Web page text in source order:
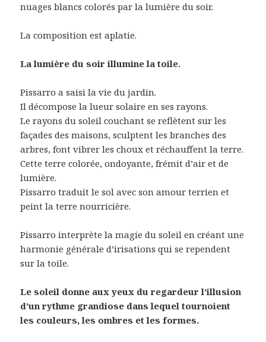
nuages blancs colorés par la lumière du soir.
La composition est aplatie.
La lumière du soir illumine la toile.
Pissarro a saisi la vie du jardin.
Il décompose la lueur solaire en ses rayons.
Le rayons du soleil couchant se reflètent sur les
façades des maisons, sculptent les branches des
arbres, font vibrer les choux et réchauffent la terre.
Cette terre colorée, ondoyante, frémit d’air et de
lumière.
Pissarro traduit le sol avec son amour terrien et
peint la terre nourricière.
Pissarro interprète la magie du soleil en créant une
harmonie générale d’irisations qui se rependent
sur la toile.
Le soleil donne aux yeux du regardeur l’illusion
d’un rythme grandiose dans lequel tournoient
les couleurs, les ombres et les formes.